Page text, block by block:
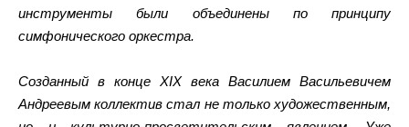
инструменты были объединены по принципу
симфонического оркестра.
Созданный в конце XIX века Василием Васильевичем
Андреевым коллектив стал не только художественным,